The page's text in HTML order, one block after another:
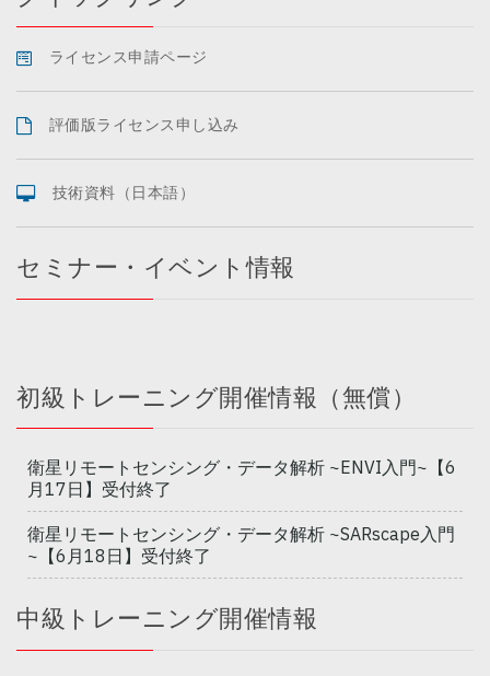
ライセンス申請ページ
評価版ライセンス申し込み
技術資料（日本語）
セミナー・イベント情報
初級トレーニング開催情報（無償）
衛星リモートセンシング・データ解析 ~ENVI入門~【6
月17日】受付終了
衛星リモートセンシング・データ解析 ~SARscape入門
~【6月18日】受付終了
中級トレーニング開催情報